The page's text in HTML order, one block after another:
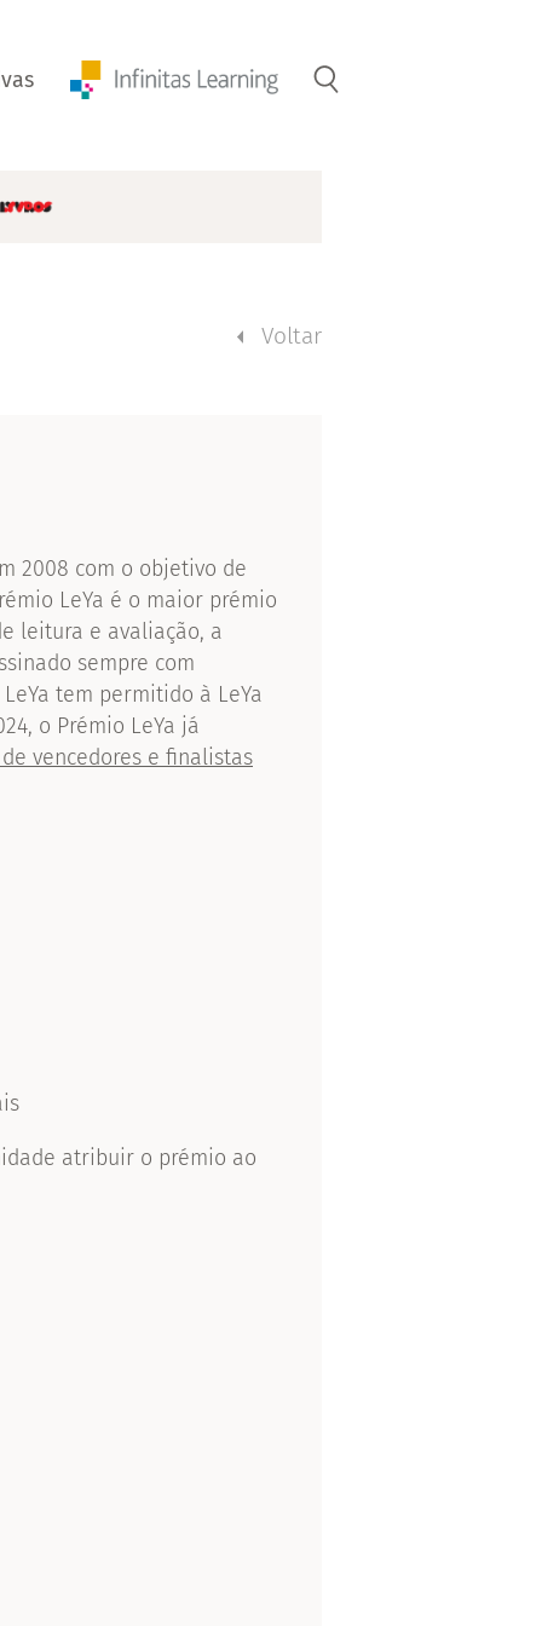
Voltar
2008 com o objetivo de
LeYa é o maior prémio
leitura e avaliação, a
sempre com
tem permitido à LeYa
o Prémio LeYa já
vencedores e finalistas
atribuir o prémio ao